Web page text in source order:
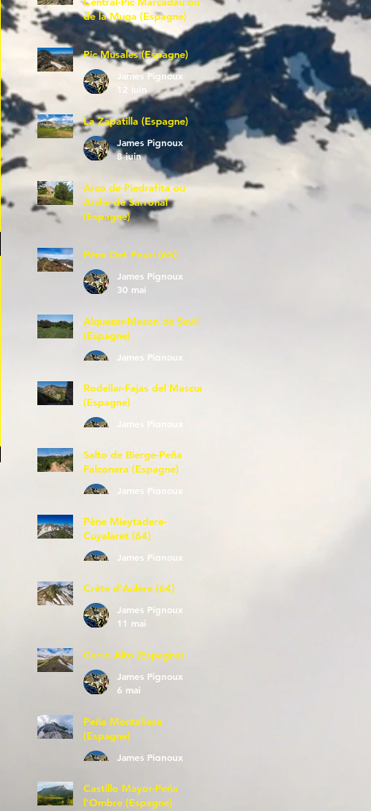
de la Muga (Espagne)
James Pignoux
21 juin
Pic Musales (Espagne)
James Pignoux
12 juin
La Zapatilla (Espagne)
James Pignoux
8 juin
Arco de Piedrafita ou
Arche de Sarronal
(Espagne)
7 juin
Pène Det Pouri (65)
James Pignoux
30 mai
Alquezar-Meson de Sevil
(Espagne)
James Pignoux
Rodellar-Fajas del Mascun
(Espagne)
James Pignoux
Salto de Bierge-Peña
Falconera (Espagne)
James Pignoux
Pène Mieytadere-
Cuyalaret (64)
James Pignoux
Crête d'Aulère (64)
James Pignoux
11 mai
Cerro Alto (Espagne)
James Pignoux
6 mai
Peña Montañesa
(Espagne)
James Pignoux
Castillo Mayor-Peña
l'Ombre (Espagne)